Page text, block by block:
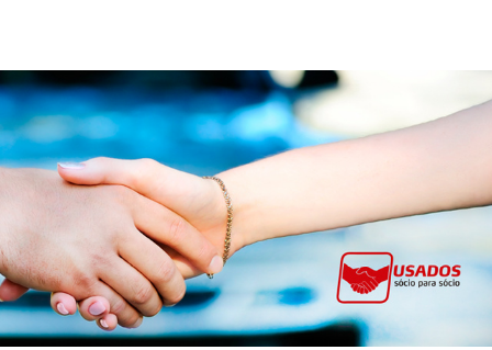
necessário no contexto dos serviços a prestar.
Realçamos que o bloqueio de certo tipo de Cookies e
tecnologias similares pode ter impacto na sua
experiência de navegação no Website e nos serviços
disponibilizados.
Consulte a política de cookies do site.